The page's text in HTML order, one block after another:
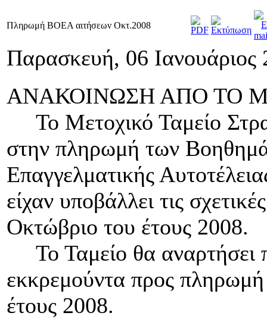
Πληρωμή ΒΟΕΑ αιτήσεων Οκτ.2008
Παρασκευή, 06 Ιανουάριος
ΑΝΑΚΟΙΝΩΣΗ ΑΠΟ ΤΟ
Το Μετοχικό Ταμείο
στην πληρωμή των
Επαγγελματικής
είχαν υποβάλλει τις
Οκτώβριο του έτους 2008.
Το Ταμείο θα αναρτήσει
εκκρεμούντα προς
έτους 2008.